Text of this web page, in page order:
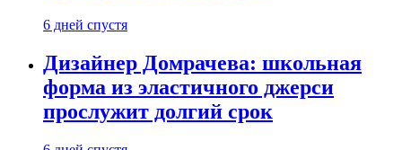
6 дней спустя
Дизайнер Домрачева: школьная
форма из эластичного джерси
прослужит долгий срок